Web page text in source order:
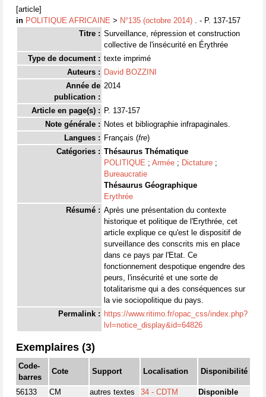
[article]
in POLITIQUE AFRICAINE > N°135 (octobre 2014) . - P. 137-157
Titre : Surveillance, répression et construction
collective de l'insécurité en Érythrée
Type de document : texte imprimé
Auteurs : David BOZZINI
Année de
publication :
2014
Article en page(s) : P. 137-157
Note générale : Notes et bibliographie infrapaginales.
Langues : Français (fre)
Catégories : Thésaurus Thématique
POLITIQUE ; Armée ; Dictature ;
Bureaucratie
Thésaurus Géographique
Erythrée
Résumé : Après une présentation du contexte
historique et politique de l'Erythrée, cet
article explique ce qu'est le dispositif de
surveillance des conscrits mis en place
dans ce pays par l'Etat. Ce
fonctionnement despotique engendre des
peurs, l'insécurité et une sorte de
totalitarisme qui a des conséquences sur
la vie sociopolitique du pays.
Permalink : https://www.ritimo.fr/opac_css/index.php?
lvl=notice_display&id=64826
Exemplaires (3)
Code-
barres
Cote Support Localisation Disponibilité
56133
CM
autres textes
34 - CDTM
Disponible